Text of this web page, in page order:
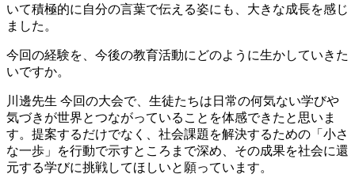
いて積極的に自分の言葉で伝える姿にも、大きな成長を感じ
ました。
今回の経験を、今後の教育活動にどのように生かしていきた
いですか。
川邊先生 今回の大会で、生徒たちは日常の何気ない学びや
気づきが世界とつながっていることを体感できたと思いま
す。提案するだけでなく、社会課題を解決するための「小さ
な一歩」を行動で示すところまで深め、その成果を社会に還
元する学びに挑戦してほしいと願っています。